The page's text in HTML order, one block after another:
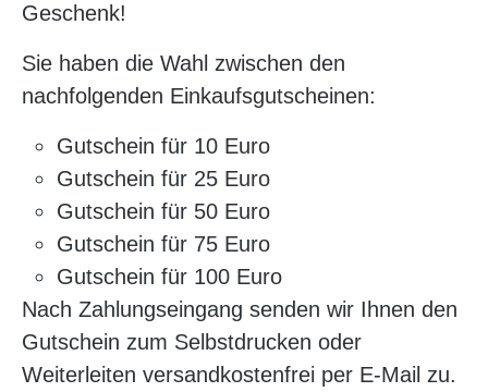
Geschenk!
Sie haben die Wahl zwischen den
nachfolgenden Einkaufsgutscheinen:
Gutschein für 10 Euro
Gutschein für 25 Euro
Gutschein für 50 Euro
Gutschein für 75 Euro
Gutschein für 100 Euro
Nach Zahlungseingang senden wir Ihnen den
Gutschein zum Selbstdrucken oder
Weiterleiten versandkostenfrei per E-Mail zu.